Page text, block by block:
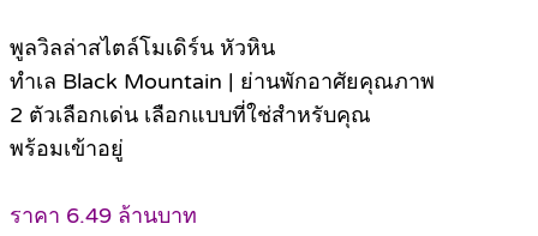
พูลวิลล่าสไตล์โมเดิร์น หัวหิน
ทำเล Black Mountain | ย่านพักอาศัยคุณภาพ
2 ตัวเลือกเด่น เลือกแบบที่ใช่สำหรับคุณ
พร้อมเข้าอยู่
ราคา 6.49 ล้านบาท